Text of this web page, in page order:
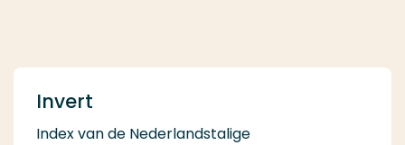
Invert
Index van de Nederlandstalige